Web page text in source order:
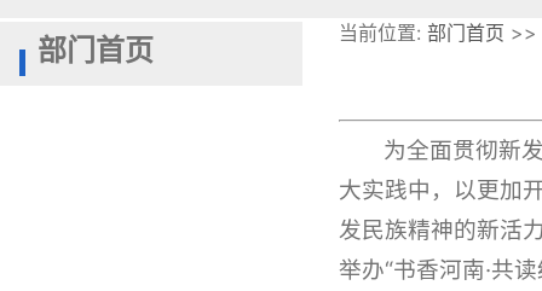
部门首页 当前位置: 部门首页 >>
为全面贯彻新
大实践中，以更加
发民族精神的新活
举办“书香河南·共